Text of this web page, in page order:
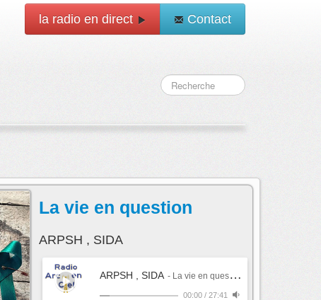
la radio en direct Contact
La vie en question
ARPSH , SIDA
ARPSH , SIDA - La vie en question
00:00/ 27:41